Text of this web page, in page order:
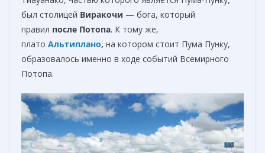
был столицей Виракочи — бога, который
правил после Потопа. К тому же,
плато Альтиплано, на котором стоит Пума Пунку,
образовалось именно в ходе событий Всемирного
Потопа.